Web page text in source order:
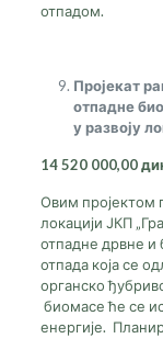
отпадом.
Пројекат
отпадне
у развоју
14 520 000,00
Овим пројектом
локацији ЈКП
отпадне дрвне
отпада која се
органско
биомасе ће се
енергије.